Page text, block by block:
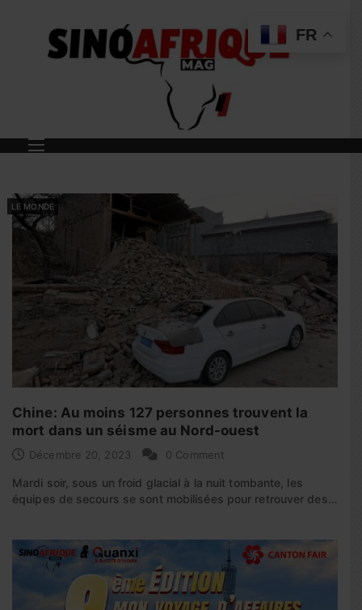
LE MONDE
Chine: Au moins 127 personnes trouvent la
mort dans un séisme au Nord-ouest
Décembre 20, 2023 0 Comment
Mardi soir, sous un froid glacial à la nuit tombante, les
équipes de secours se sont mobilisées pour retrouver des…
FR